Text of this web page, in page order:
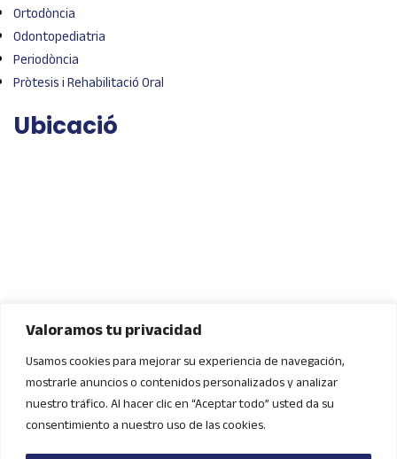
Valoramos tu privacidad
Usamos cookies para mejorar su experiencia de navegación,
mostrarle anuncios o contenidos personalizados y analizar
nuestro tráfico. Al hacer clic en “Aceptar todo” usted da su
consentimiento a nuestro uso de las cookies.
Ortodòncia
Odontopediatria
Periodòncia
Pròtesis i Rehabilitació Oral
Ubicació
Contacte
972 86 40 57